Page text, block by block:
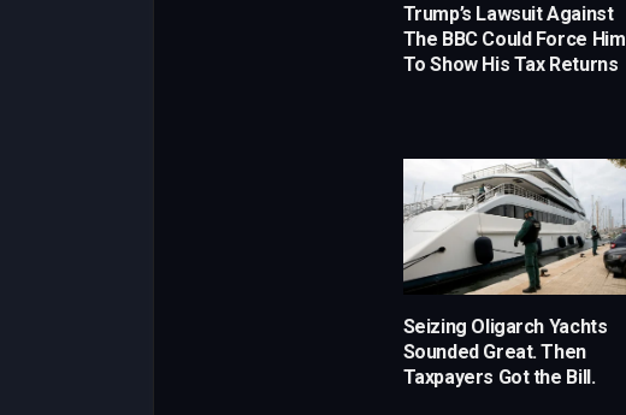
Trump’s Lawsuit Against
The BBC Could Force Him
To Show His Tax Returns
Seizing Oligarch Yachts
Sounded Great. Then
Taxpayers Got the Bill.